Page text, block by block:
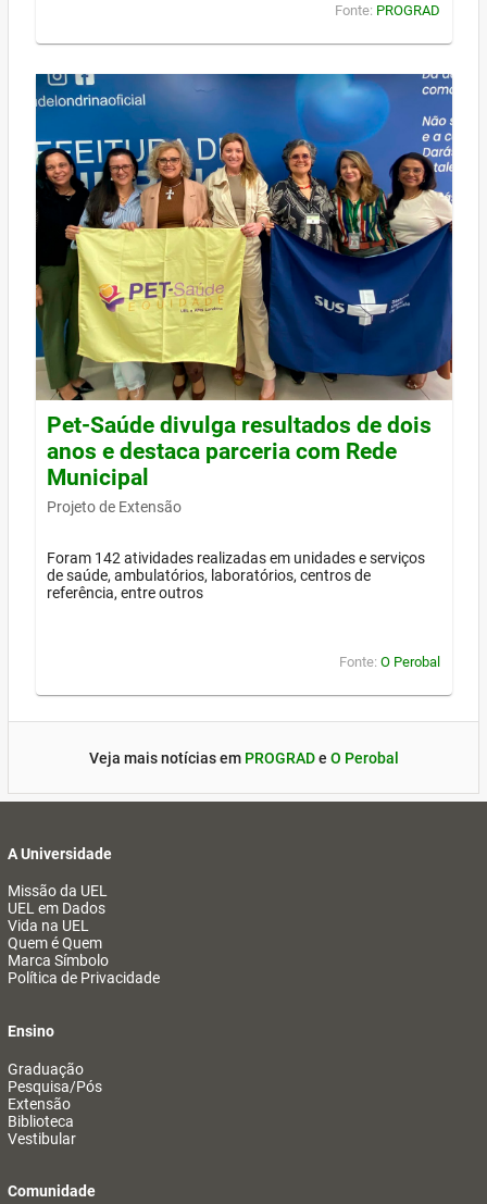
Fonte: PROGRAD
Pet-Saúde divulga resultados de dois
anos e destaca parceria com Rede
Municipal
Projeto de Extensão
Foram 142 atividades realizadas em unidades e serviços
de saúde, ambulatórios, laboratórios, centros de
referência, entre outros
Fonte: O Perobal
Veja mais notícias em PROGRADe O Perobal
A Universidade
Missão da UEL
UEL em Dados
Vida na UEL
Quem é Quem
Marca Símbolo
Política de Privacidade
Ensino
Graduação
Pesquisa/Pós
Extensão
Biblioteca
Vestibular
Comunidade